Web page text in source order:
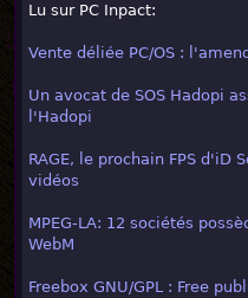
Lu sur PC Inpact:
Vente déliée PC/OS :
Un avocat de SOS Hadopi
l'Hadopi
RAGE, le prochain FPS d'iD
vidéos
MPEG-LA: 12 sociétés
WebM
Freebox GNU/GPL : Free